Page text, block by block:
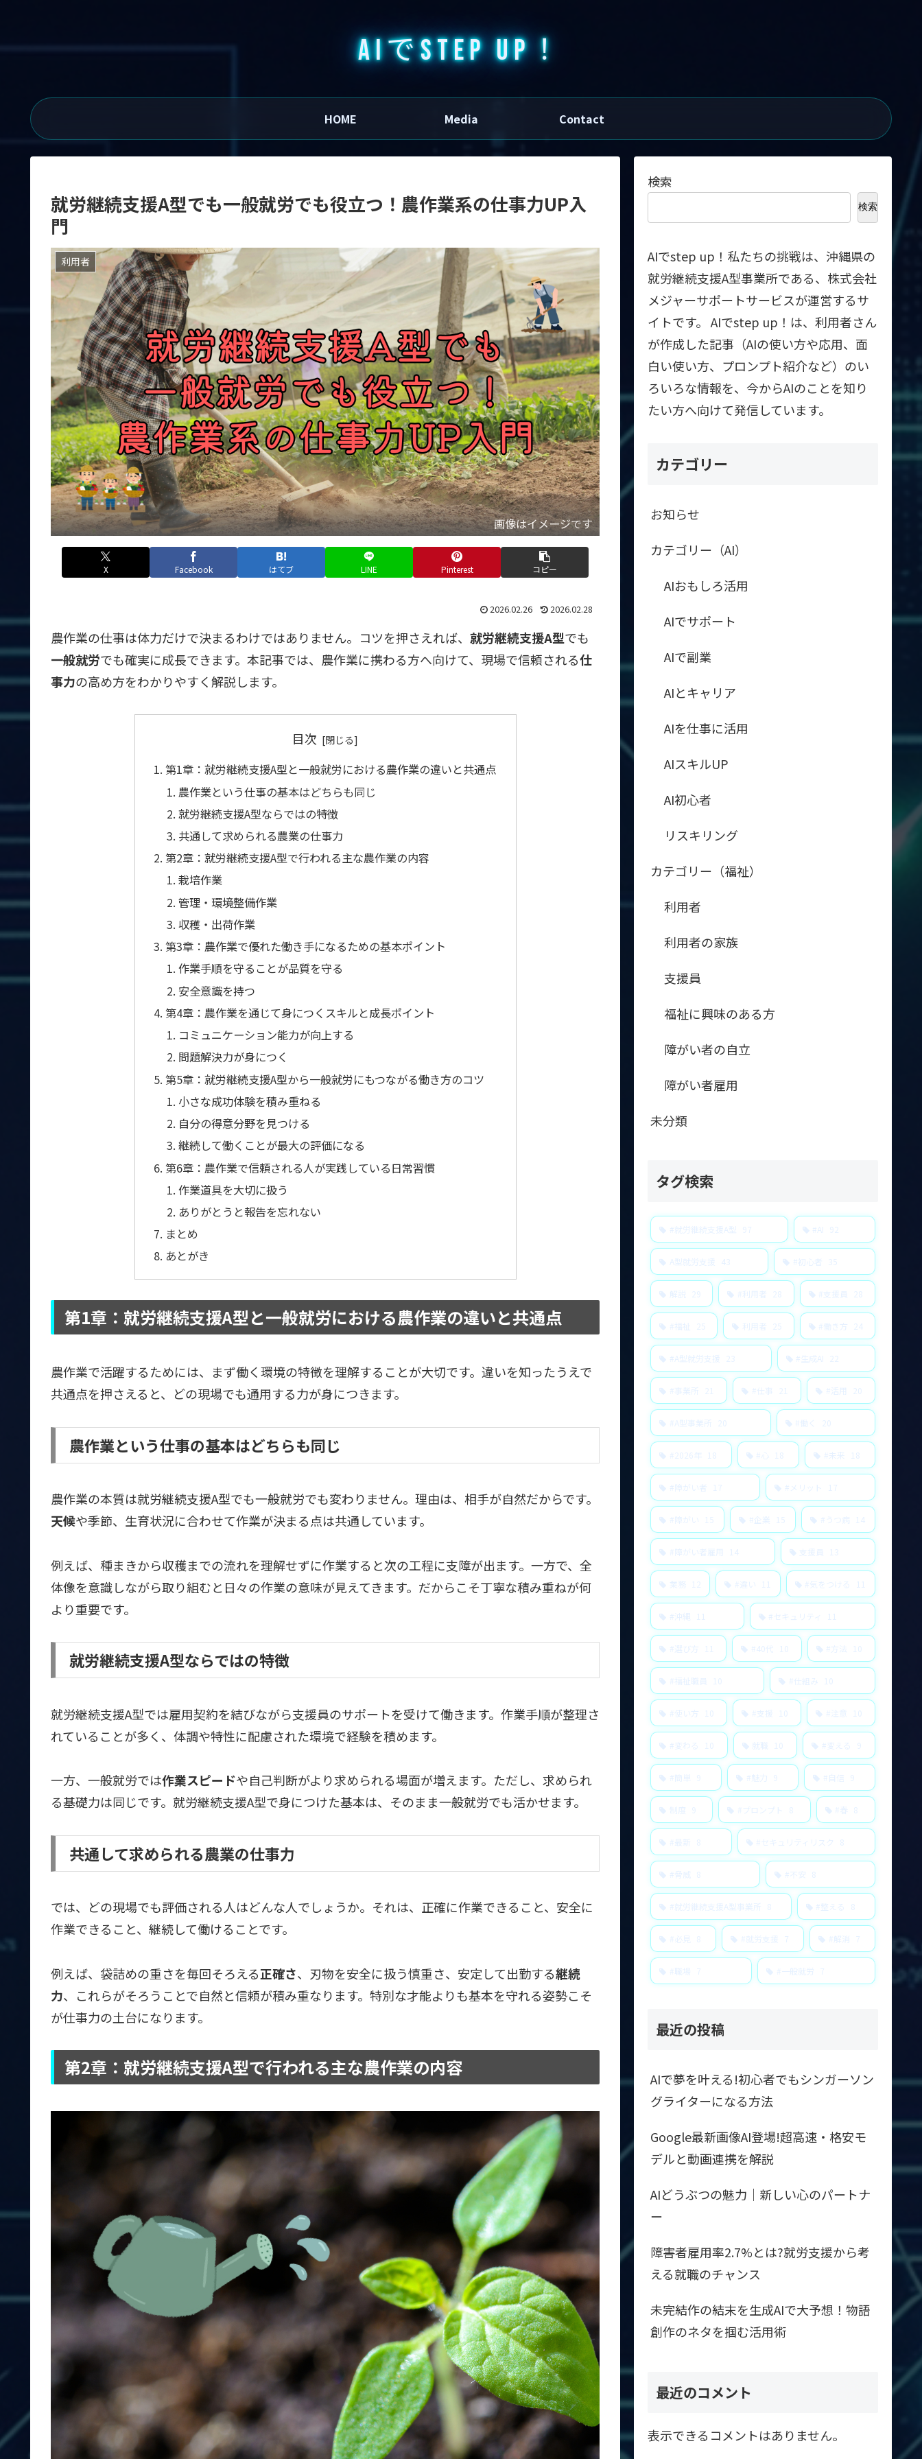
AIでSTEP UP！
HOME Media Contact
就労継続支援A型でも一般就労でも役立つ！農作業系の仕事力UP入
門
利用者
画像はイメージです
X Facebook はてブ LINE Pinterest コピー
2026.02.26 2026.02.28
農作業の仕事は体力だけで決まるわけではありません。コツを押さえれば、 就労継続支援A型でも
一般就労でも確実に成長できます。本記事では、農作業に携わる方へ向けて、現場で信頼される仕
事力の高め方をわかりやすく解説します。
目次
第1章：就労継続支援A型と一般就労における農作業の違いと共通点
農作業という仕事の基本はどちらも同じ
就労継続支援A型ならではの特徴
共通して求められる農業の仕事力
第2章：就労継続支援A型で行われる主な農作業の内容
栽培作業
管理・環境整備作業
収穫・出荷作業
第3章：農作業で優れた働き手になるための基本ポイント
作業手順を守ることが品質を守る
安全意識を持つ
第4章：農作業を通じて身につくスキルと成長ポイント
コミュニケーション能力が向上する
問題解決力が身につく
第5章：就労継続支援A型から一般就労にもつながる働き方のコツ
小さな成功体験を積み重ねる
自分の得意分野を見つける
継続して働くことが最大の評価になる
第6章：農作業で信頼される人が実践している日常習慣
作業道具を大切に扱う
ありがとうと報告を忘れない
まとめ
あとがき
第1章：就労継続支援A型と一般就労における農作業の違いと共通点
農作業で活躍するためには、まず働く環境の特徴を理解することが大切です。違いを知ったうえで
共通点を押さえると、どの現場でも通用する力が身につきます。
農作業という仕事の基本はどちらも同じ
農作業の本質は就労継続支援A型でも一般就労でも変わりません。理由は、相手が自然だからです。
天候や季節、生育状況に合わせて作業が決まる点は共通しています。
例えば、種まきから収穫までの流れを理解せずに作業すると次の工程に支障が出ます。一方で、全
体像を意識しながら取り組むと日々の作業の意味が見えてきます。だからこそ丁寧な積み重ねが何
より重要です。
就労継続支援A型ならではの特徴
就労継続支援A型では雇用契約を結びながら支援員のサポートを受けて働きます。作業手順が整理さ
れていることが多く、体調や特性に配慮された環境で経験を積めます。
一方、一般就労では作業スピードや自己判断がより求められる場面が増えます。ただし、求められ
る基礎力は同じです。就労継続支援A型で身につけた基本は、そのまま一般就労でも活かせます。
共通して求められる農業の仕事力
では、どの現場でも評価される人はどんな人でしょうか。それは、正確に作業できること、安全に
作業できること、継続して働けることです。
例えば、袋詰めの重さを毎回そろえる正確さ、刃物を安全に扱う慎重さ、安定して出勤する継続
力、これらがそろうことで自然と信頼が積み重なります。特別な才能よりも基本を守れる姿勢こそ
が仕事力の土台になります。
第2章：就労継続支援A型で行われる主な農作業の内容
検索
検索
AIでstep up！私たちの挑戦は、沖縄県の
就労継続支援A型事業所である、株式会社
メジャーサポートサービスが運営するサ
イトです。 AIでstep up！は、利用者さん
が作成した記事（AIの使い方や応用、面
白い使い方、プロンプト紹介など）のい
ろいろな情報を、今からAIのことを知り
たい方へ向けて発信しています。
カテゴリー
お知らせ
カテゴリー（AI）
AIおもしろ活用
AIでサポート
AIで副業
AIとキャリア
AIを仕事に活用
AIスキルUP
AI初心者
リスキリング
カテゴリー（福祉）
利用者
利用者の家族
支援員
福祉に興味のある方
障がい者の自立
障がい者雇用
未分類
タグ検索
#就労継続支援A型 97 #AI 92
A型就労支援 43 #初心者 35
解説 29 #利用者 28 #支援員 28
#福祉 25 利用者 25 #働き方 24
#A型就労支援 23 #生成AI 22
#事業所 21 #仕事 21 #活用 20
#A型事業所 20 #働く 20
#2026年 18 #心 18 #未来 18
#障がい者 17 #メリット 17
#障がい 15 #企業 15 #うつ病 14
#障がい者雇用 14 支援員 13
業務 12 #違い 11 #気をつける 11
#沖縄 11 #セキュリティ 11
#選び方 11 #40代 10 #方法 10
#福祉職員 10 #仕組み 10
#使い方 10 #支援 10 #注意 10
#変わる 10 就職 10 #変える 9
#簡単 9 #魅力 9 #自信 9
制度 9 #プロンプト 8 #春 8
#最新 8 #セキュリティリスク 8
#脅威 8 #不安 8
#就労継続支援A型事業所 8 #整える 8
#必見 8 #就労支援 7 #解消 7
#職場 7 #一般就労 7
最近の投稿
AIで夢を叶える!初心者でもシンガーソン
グライターになる方法
Google最新画像AI登場!超高速・格安モ
デルと動画連携を解説
AIどうぶつの魅力｜新しい心のパートナ
ー
障害者雇用率2.7%とは?就労支援から考
える就職のチャンス
未完結作の結末を生成AIで大予想！物語
創作のネタを掴む活用術
最近のコメント
表示できるコメントはありません。